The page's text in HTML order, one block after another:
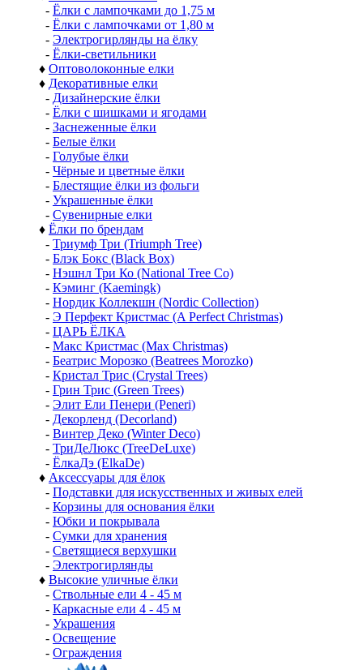
- Ёлки с лампочками до 1,75 м
- Ёлки с лампочками от 1,80 м
- Электрогирлянды на ёлку
- Ёлки-светильники
♦ Оптоволоконные елки
♦ Декоративные елки
- Дизайнерские ёлки
- Ёлки с шишками и ягодами
- Заснеженные ёлки
- Белые ёлки
- Голубые ёлки
- Чёрные и цветные ёлки
- Блестящие ёлки из фольги
- Украшенные ёлки
- Сувенирные елки
♦ Ёлки по брендам
- Триумф Три (Triumph Tree)
- Блэк Бокс (Black Box)
- Нэшнл Три Ко (National Tree Co)
- Кэминг (Kaemingk)
- Нордик Коллекшн (Nordic Collection)
- Э Перфект Кристмас (A Perfect Christmas)
- ЦАРЬ ЁЛКА
- Макс Кристмас (Max Christmas)
- Беатрис Морозко (Beatrees Morozko)
- Кристал Трис (Crystal Trees)
- Грин Трис (Green Trees)
- Элит Ели Пенери (Peneri)
- Декорленд (Decorland)
- Винтер Деко (Winter Deco)
- ТриДеЛюкс (TreeDeLuxe)
- ЁлкаДэ (ElkaDe)
♦ Аксессуары для ёлок
- Подставки для искусственных и живых елей
- Корзины для основания ёлки
- Юбки и покрывала
- Сумки для хранения
- Светящиеся верхушки
- Электрогирлянды
♦ Высокие уличные ёлки
- Ствольные ели 4 - 45 м
- Каркасные ели 4 - 45 м
- Украшения
- Освещение
- Ограждения